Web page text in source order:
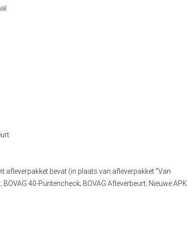
afleverpakket bevat (in plaats van afleverpakket "Van
40-Puntencheck; BOVAG Afleverbeurt; Nieuwe APK